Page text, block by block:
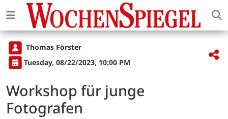
Thomas Förster
Tuesday, 08/22/2023, 10:00 PM
Workshop für junge
Fotografen